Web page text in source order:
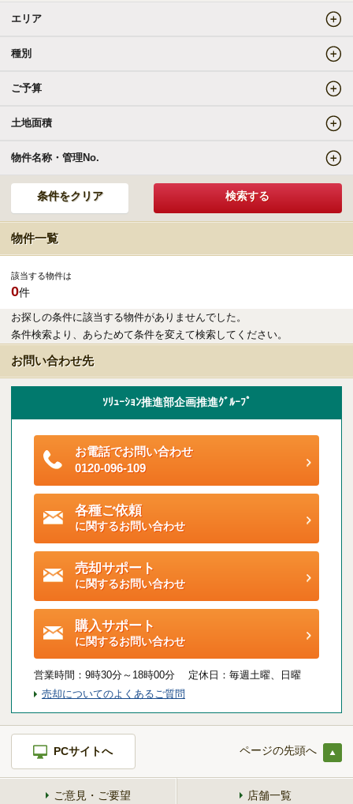
エリア
種別
ご予算
土地面積
物件名称・管理No.
物件一覧
該当する物件は
0件
お探しの条件に該当する物件がありませんでした。
条件検索より、あらためて条件を変えて検索してください。
お問い合わせ先
ｿﾘｭｰｼｮﾝ推進部企画推進ｸﾞﾙｰﾌﾟ
お電話でお問い合わせ
0120-096-109
各種ご依頼
に関するお問い合わせ
売却サポート
に関するお問い合わせ
購入サポート
に関するお問い合わせ
営業時間： 9時30分～18時00分 定休日： 毎週土曜、日曜
売却についてのよくあるご質問
PCサイトへ ページの先頭へ
ご意見・ご要望 店舗一覧
リゾートSTYLE
リゾートに関する様々なお役立ち情報をお届け
受託販売システム
新着物件お知らせメールに登録
ご契約後アンケートのご案内
各種特典制度のご案内